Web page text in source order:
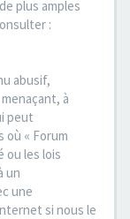
plus amples
:
abusif,
à
peut
où « Forum
ou les lois
un
une
si nous le